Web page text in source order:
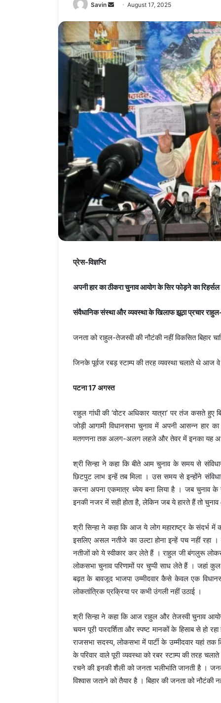
Savin
Send
email
August 17, 2025
प्रेस-विज्ञप्ति
अपनी हार का ठीकरा चुनाव आयोग के सिर फोड़ने का रिहर्सल
संवैधानिक संस्था और व्यवस्था के खिलाफ झूठा प्रचार
जनता को राहुल-तेजस्वी की नौटंकी नहीं विकसित बिहार
जिनके पूर्वज रबड़ स्टाम्प की तरह व्यवस्था चलाते थे आज
पटना 17 अगस्त
राहुल गांधी की ‘वोटर अधिकार यात्रा’ पर तंज कसते हुए
जोड़ी आगामी विधानसभा चुनाव में अपनी आसन्न हार
मतगणना तक अलग-अलग लहजे और तेवर में इनका यह
श्री सिन्हा ने कहा कि बीते आम चुनाव के समय से
छिटपुट लाभ इन्हें तब मिला । उस समय से इन्होंने
करना अपना एकमात्र ध्येय बना लिया है । जब चुनाव
इनकी नजर में सही होता है, लेकिन जब ये हारते हैं तो
श्री सिन्हा ने कहा कि आज ये लोग महाराष्ट्र के संदर्भ
इसलिए असल नतीजे का उल्टा होना इन्हें पच नहीं रहा
नतीजों को ये स्वीकार कर लेते हैं । राहुल जी बंगलुरू
लोकसभा चुनाव परिणामों पर चुप्पी साध लेते हैं । जहां
बढ़त के बावजूद भाजपा उम्मीदवार कैसे केवल एक
लोकतांत्रिक प्रक्रिया पर कभी उंगली नहीं उठाई ।
श्री सिन्हा ने कहा कि आज राहुल और तेजस्वी चुनाव
चयन पूरी पारदर्शिता और स्पष्ट मानकों के हिसाब से
राजसभा सदस्य, लोकसभा में पार्टी के उम्मीदवार यहां
के परिवार वाले पूरी व्यवस्था को रबर स्टाम्प की तरह
रचने की इनकी शैली को जनता भलीभांति जानती है ।
विश्वास जताने को तैयार है । बिहार की जनता को नौटंकी